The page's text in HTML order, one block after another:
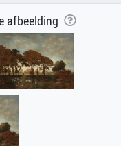
afbeelding